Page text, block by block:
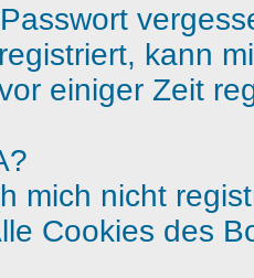
kann
einiger Zeit
mich nicht
Cookies des